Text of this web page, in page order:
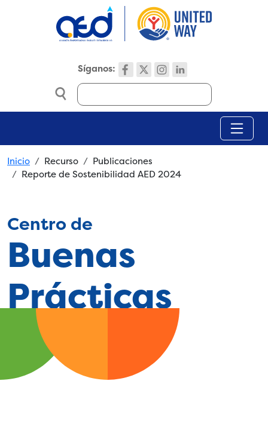
Síganos:
Search
Breadcrumb
Inicio Recurso
Publicaciones
Reporte de Sostenibilidad AED 2024
Centro de
Buenas
Prácticas